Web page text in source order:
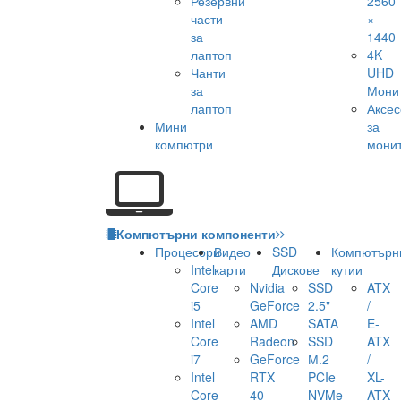
части
за
лаптоп
Чанти
за
лаптоп
Мини
компютри
×
1440
4K
UHD
за
Компютърни компоненти
Процесори
Intel
Core
i5
Intel
Core
i7
Intel
Core
Видео
карти
Nvidia
GeForce
AMD
Radeon
GeForce
RTX
40
SSD
Дискове
SSD
2.5"
SATA
SSD
М.2
PCIe
NVMe
кутии
ATX
/
E-
ATX
/
XL-
ATX